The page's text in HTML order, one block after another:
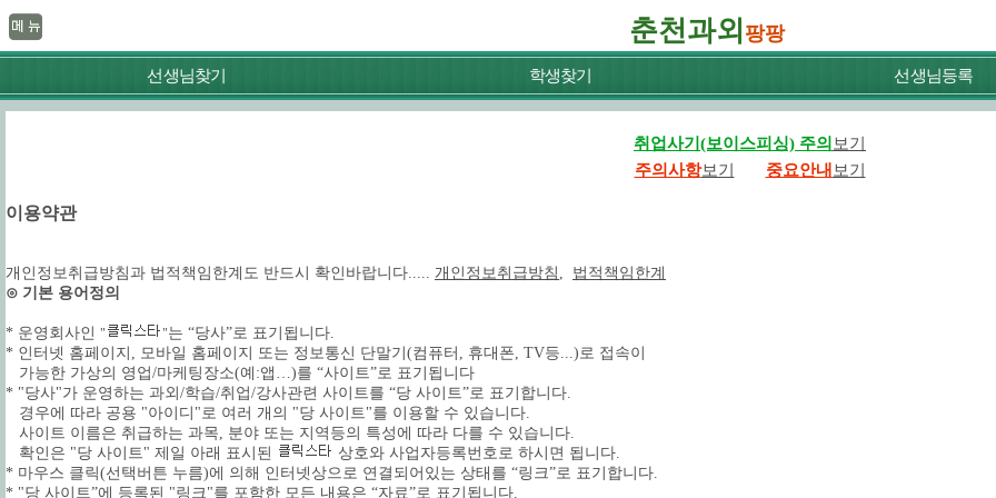
춘천과외 팡팡
선생님찾기 학생찾기 선생님등록
취업사기(보이스피싱) 주의 보기
주의사항보기 중요안내 보기
이용약관
개인정보취급방침과 법적책임한계도 반드시 확인바랍니다..... 개인정보취급방침 , 법적책임한계
⊙ 기본 용어정의
* 운영회사인 " "는 “당사”로 표기됩니다.
* 인터넷 홈페이지, 모바일 홈페이지 또는 정보통신 단말기(컴퓨터, 휴대폰, TV등...)로 접속이
가능한 가상의 영업/마케팅장소(예:앱…)를 “사이트”로 표기됩니다
* "당사"가 운영하는 과외/학습/취업/강사관련 사이트를 “당 사이트”로 표기합니다.
경우에 따라 공용 "아이디"로 여러 개의 "당 사이트"를 이용할 수 있습니다.
사이트 이름은 취급하는 과목, 분야 또는 지역등의 특성에 따라 다를 수 있습니다.
확인은 "당 사이트" 제일 아래 표시된
상호와 사업자등록번호로 하시면 됩니다.
* 마우스 클릭(선택버튼 누름)에 의해 인터넷상으로 연결되어있는 상태를 “링크”로 표기합니다.
* "당 사이트”에 등록된 "링크"를 포함한 모든 내용은 “자료”로 표기됩니다.